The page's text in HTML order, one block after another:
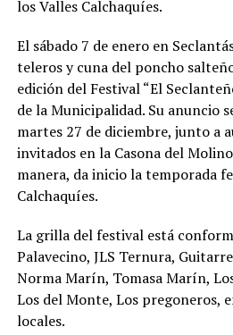
los Valles Calchaquíes.
El sábado 7 de enero en
teleros y cuna del poncho
edición del Festival “El
de la Municipalidad. Su anuncio
martes 27 de diciembre, junto a
invitados en la Casona del
manera, da inicio la temporada
Calchaquíes.
La grilla del festival está
Palavecino, JLS Ternura,
Norma Marín, Tomasa Marín,
Los del Monte, Los pregoneros,
locales.